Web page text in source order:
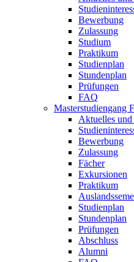
Bewerbung
Zulassung
Studium
Praktikum
Studienplan
Stundenplan
Prüfungen
FAQ
Masterstudiengang
Aktuelles
Bewerbung
Zulassung
Fächer
Exkursionen
Praktikum
Studienplan
Stundenplan
Prüfungen
Abschluss
Alumni